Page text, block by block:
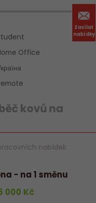
Zasílat
nabídky
Office
kovů na
nabídek:
- na 1 směnu
000 Kč